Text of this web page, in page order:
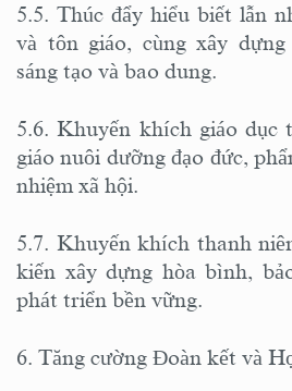
5.5. Thúc đẩy hiểu biết lẫn
và tôn giáo, cùng xây
sáng tạo và bao dung.
5.6. Khuyến khích giáo dục
giáo nuôi dưỡng đạo đức,
nhiệm xã hội.
5.7. Khuyến khích thanh
kiến xây dựng hòa bình,
phát triển bền vững.
6. Tăng cường Đoàn kết và